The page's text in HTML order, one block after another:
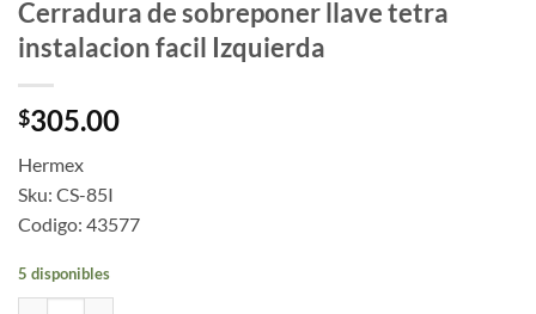
Cerradura de sobreponer llave tetra
instalacion facil Izquierda
$305.00
Hermex
Sku: CS-85I
Codigo: 43577
5 disponibles